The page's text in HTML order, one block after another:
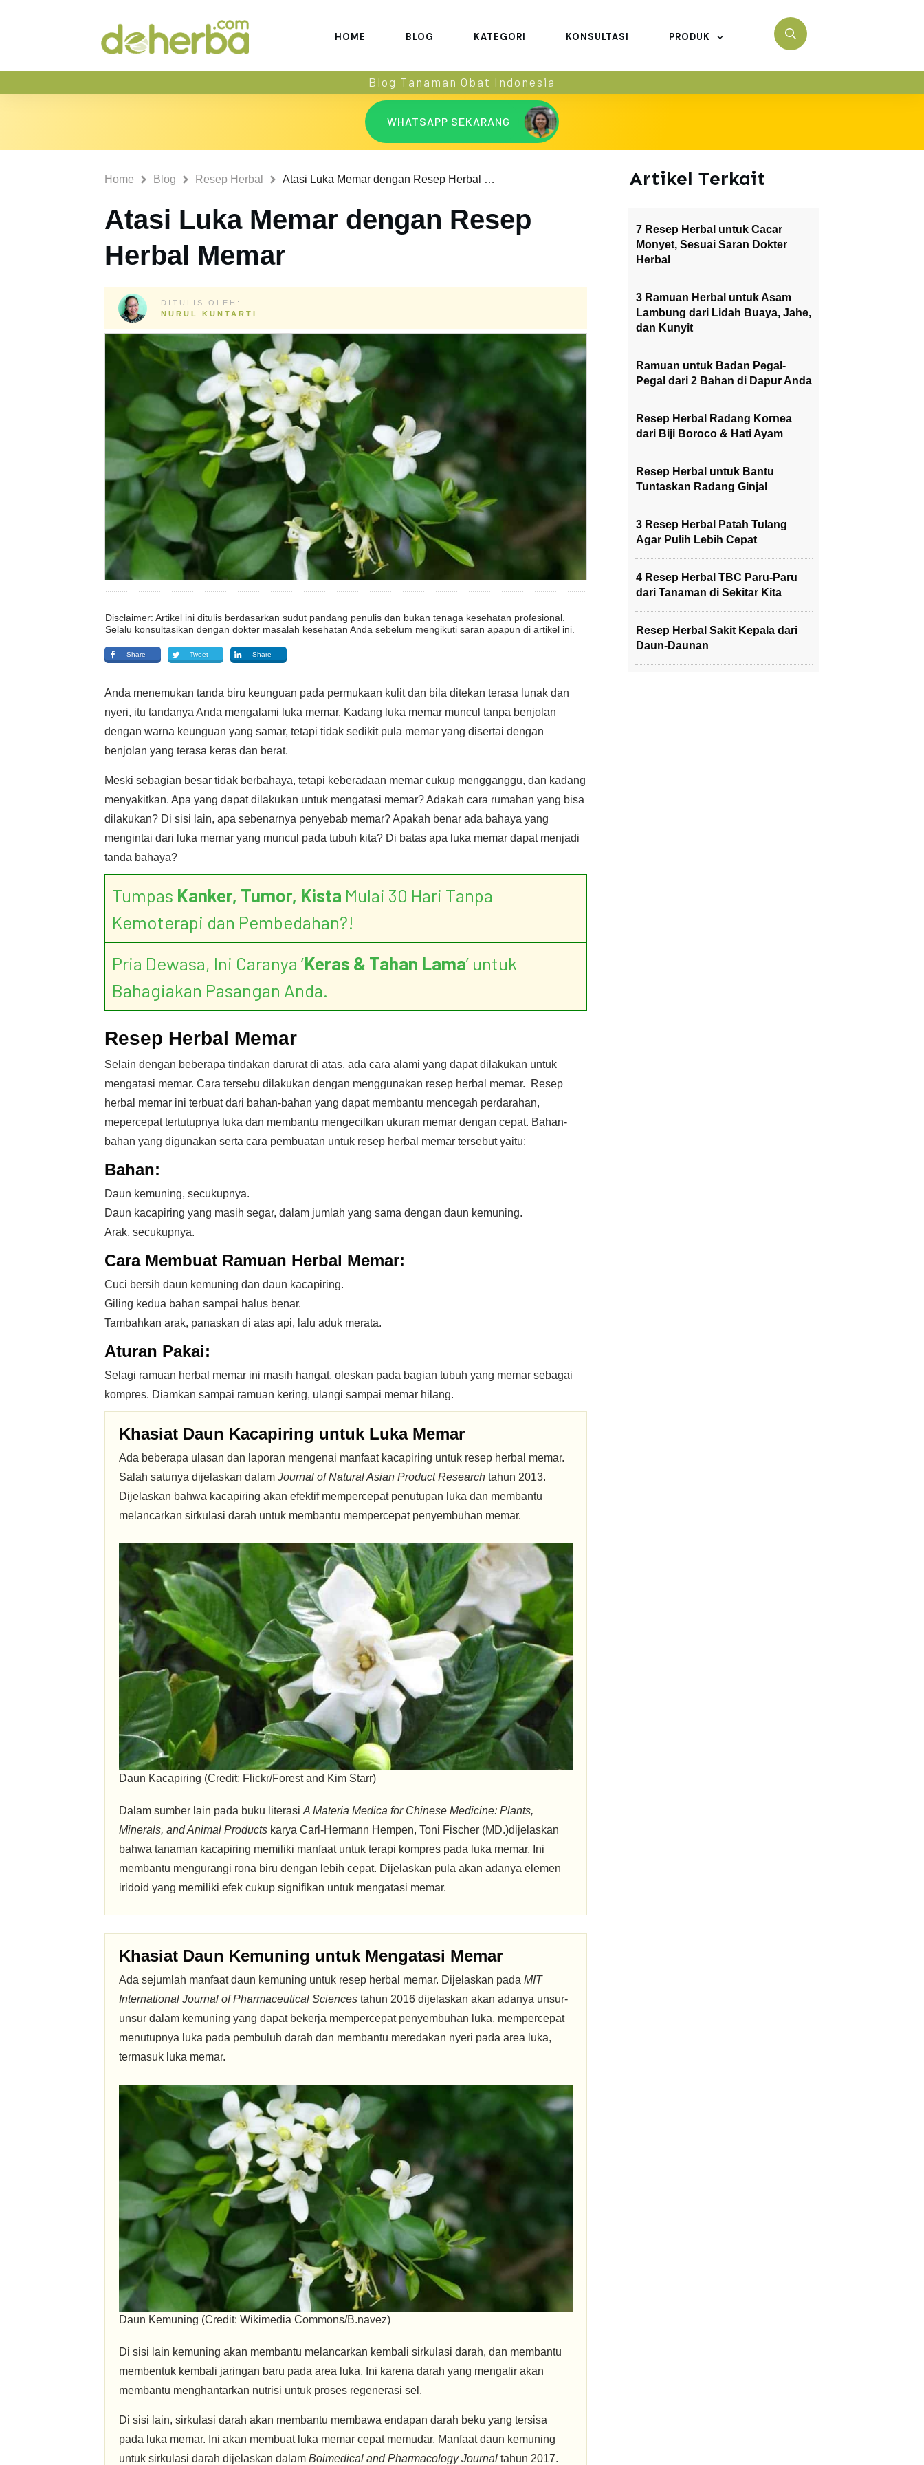
HOME BLOG KATEGORI KONSULTASI PRODUK
Blog Tanaman Obat Indonesia
WHATSAPP SEKARANG
Home Blog Resep Herbal Atasi Luka Memar dengan Resep Herbal Memar
Atasi Luka Memar dengan Resep
Herbal Memar
DITULIS OLEH:
NURUL KUNTARTI
Disclaimer: Artikel ini ditulis berdasarkan sudut pandang penulis dan bukan tenaga kesehatan profesional.
Selalu konsultasikan dengan dokter masalah kesehatan Anda sebelum mengikuti saran apapun di artikel ini.
Share Tweet Share
Anda menemukan tanda biru keunguan pada permukaan kulit dan bila ditekan terasa lunak dan
nyeri, itu tandanya Anda mengalami luka memar. Kadang luka memar muncul tanpa benjolan
dengan warna keunguan yang samar, tetapi tidak sedikit pula memar yang disertai dengan
benjolan yang terasa keras dan berat.
Meski sebagian besar tidak berbahaya, tetapi keberadaan memar cukup mengganggu, dan kadang
menyakitkan. Apa yang dapat dilakukan untuk mengatasi memar? Adakah cara rumahan yang bisa
dilakukan? Di sisi lain, apa sebenarnya penyebab memar? Apakah benar ada bahaya yang
mengintai dari luka memar yang muncul pada tubuh kita? Di batas apa luka memar dapat menjadi
tanda bahaya?
Tumpas Kanker, Tumor, Kista Mulai 30 Hari Tanpa
Kemoterapi dan Pembedahan?!
Pria Dewasa, Ini Caranya ‘Keras & Tahan Lama’ untuk
Bahagiakan Pasangan Anda.
Resep Herbal Memar
Selain dengan beberapa tindakan darurat di atas, ada cara alami yang dapat dilakukan untuk
mengatasi memar. Cara tersebu dilakukan dengan menggunakan resep herbal memar. Resep
herbal memar ini terbuat dari bahan-bahan yang dapat membantu mencegah perdarahan,
mepercepat tertutupnya luka dan membantu mengecilkan ukuran memar dengan cepat. Bahan-
bahan yang digunakan serta cara pembuatan untuk resep herbal memar tersebut yaitu:
Bahan:
Daun kemuning, secukupnya.
Daun kacapiring yang masih segar, dalam jumlah yang sama dengan daun kemuning.
Arak, secukupnya.
Cara Membuat Ramuan Herbal Memar:
Cuci bersih daun kemuning dan daun kacapiring.
Giling kedua bahan sampai halus benar.
Tambahkan arak, panaskan di atas api, lalu aduk merata.
Aturan Pakai:
Selagi ramuan herbal memar ini masih hangat, oleskan pada bagian tubuh yang memar sebagai
kompres. Diamkan sampai ramuan kering, ulangi sampai memar hilang.
Khasiat Daun Kacapiring untuk Luka Memar
Ada beberapa ulasan dan laporan mengenai manfaat kacapiring untuk resep herbal memar.
Salah satunya dijelaskan dalam Journal of Natural Asian Product Research tahun 2013.
Dijelaskan bahwa kacapiring akan efektif mempercepat penutupan luka dan membantu
melancarkan sirkulasi darah untuk membantu mempercepat penyembuhan memar.
Daun Kacapiring (Credit: Flickr/Forest and Kim Starr)
Dalam sumber lain pada buku literasi A Materia Medica for Chinese Medicine: Plants,
Minerals, and Animal Products karya Carl-Hermann Hempen, Toni Fischer (MD.)dijelaskan
bahwa tanaman kacapiring memiliki manfaat untuk terapi kompres pada luka memar. Ini
membantu mengurangi rona biru dengan lebih cepat. Dijelaskan pula akan adanya elemen
iridoid yang memiliki efek cukup signifikan untuk mengatasi memar.
Khasiat Daun Kemuning untuk Mengatasi Memar
Ada sejumlah manfaat daun kemuning untuk resep herbal memar. Dijelaskan pada MIT
International Journal of Pharmaceutical Sciences tahun 2016 dijelaskan akan adanya unsur-
unsur dalam kemuning yang dapat bekerja mempercepat penyembuhan luka, mempercepat
menutupnya luka pada pembuluh darah dan membantu meredakan nyeri pada area luka,
termasuk luka memar.
Daun Kemuning (Credit: Wikimedia Commons/B.navez)
Di sisi lain kemuning akan membantu melancarkan kembali sirkulasi darah, dan membantu
membentuk kembali jaringan baru pada area luka. Ini karena darah yang mengalir akan
membantu menghantarkan nutrisi untuk proses regenerasi sel.
Di sisi lain, sirkulasi darah akan membantu membawa endapan darah beku yang tersisa
pada luka memar. Ini akan membuat luka memar cepat memudar. Manfaat daun kemuning
untuk sirkulasi darah dijelaskan dalam Boimedical and Pharmacology Journal tahun 2017.
Artikel Terkait
7 Resep Herbal untuk Cacar
Monyet, Sesuai Saran Dokter
Herbal
3 Ramuan Herbal untuk Asam
Lambung dari Lidah Buaya, Jahe,
dan Kunyit
Ramuan untuk Badan Pegal-
Pegal dari 2 Bahan di Dapur Anda
Resep Herbal Radang Kornea
dari Biji Boroco & Hati Ayam
Resep Herbal untuk Bantu
Tuntaskan Radang Ginjal
3 Resep Herbal Patah Tulang
Agar Pulih Lebih Cepat
4 Resep Herbal TBC Paru-Paru
dari Tanaman di Sekitar Kita
Resep Herbal Sakit Kepala dari
Daun-Daunan